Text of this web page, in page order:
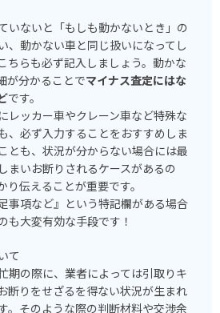
いないと「もしも動かないとき」の
、動かない車と同じ扱いになってし
ちらも必ず記入しましょう。動かな
が分かることでマイナス査定にはな
です。
レッカー車やクレーン車など特殊な
、必ず入力することをおすすめしま
とも、状況が分からない場合には最
まいお断りされるケースがあるの
伝えることが重要です。
事項など』という特記欄がある場合
も大変有効な手段です！
て
期の際に、業者によっては引取りキ
断りをせざるを得ない状況が生まれ
。そのような際の判断材料や交渉余